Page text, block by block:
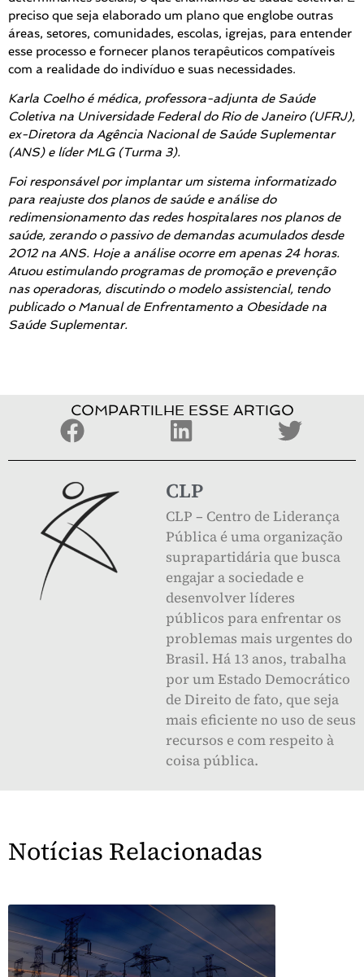
preciso que seja elaborado um plano que englobe outras
áreas, setores, comunidades, escolas, igrejas, para entender
esse processo e fornecer planos terapêuticos compatíveis
com a realidade do indivíduo e suas necessidades.
Karla Coelho é médica, professora-adjunta de Saúde
Coletiva na Universidade Federal do Rio de Janeiro (UFRJ),
ex-Diretora da Agência Nacional de Saúde Suplementar
(ANS) e líder MLG (Turma 3).
Foi responsável por implantar um sistema informatizado
para reajuste dos planos de saúde e análise do
redimensionamento das redes hospitalares nos planos de
saúde, zerando o passivo de demandas acumulados desde
2012 na ANS. Hoje a análise ocorre em apenas 24 horas.
Atuou estimulando programas de promoção e prevenção
nas operadoras, discutindo o modelo assistencial, tendo
publicado o Manual de Enfrentamento a Obesidade na
Saúde Suplementar.
COMPARTILHE ESSE ARTIGO
CLP
CLP – Centro de Liderança
Pública é uma organização
suprapartidária que busca
engajar a sociedade e
desenvolver líderes
públicos para enfrentar os
problemas mais urgentes do
Brasil. Há 13 anos, trabalha
por um Estado Democrático
de Direito de fato, que seja
mais eficiente no uso de seus
recursos e com respeito à
coisa pública.
Notícias Relacionadas